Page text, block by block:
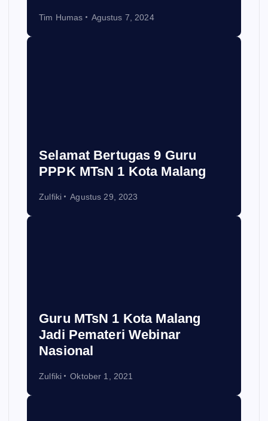
Tim Humas Agustus 7, 2024
Selamat Bertugas 9 Guru
PPPK MTsN 1 Kota Malang
Zulfiki Agustus 29, 2023
Guru MTsN 1 Kota Malang
Jadi Pemateri Webinar
Nasional
Zulfiki Oktober 1, 2021